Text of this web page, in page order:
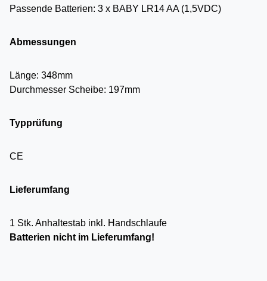
Passende Batterien: 3 x BABY LR14 AA (1,5VDC)
Abmessungen
Länge: 348mm
Durchmesser Scheibe: 197mm
Typprüfung
CE
Lieferumfang
1 Stk. Anhaltestab inkl. Handschlaufe
Batterien nicht im Lieferumfang!